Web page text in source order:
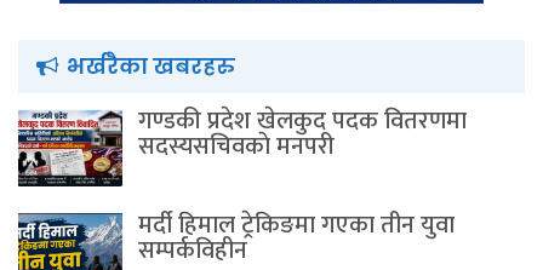
भर्खरैका खबरहरु
गण्डकी प्रदेश खेलकुद पदक वितरणमा
सदस्यसचिवकाे मनपरी
मर्दी हिमाल ट्रेकिङमा गएका तीन युवा
सम्पर्कविहीन